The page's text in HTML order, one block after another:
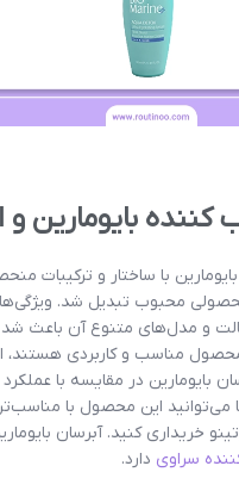
کننده بایومارین و
با ساختار و ترکیبات
محبوب تبدیل شد.
و مدل‌های متنوع آن باعث شد
مناسب و کاربردی هستند،
بایومارین در مقایسه با عملکرد
این محصول با
خریداری کنید. آبرسان
سراوی دارد.